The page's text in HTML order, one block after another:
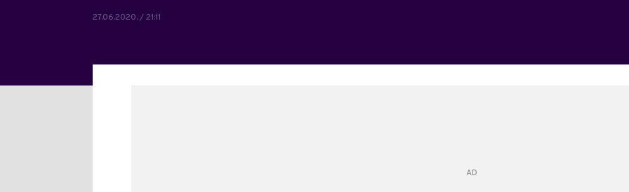
27.06.2020. / 21:11